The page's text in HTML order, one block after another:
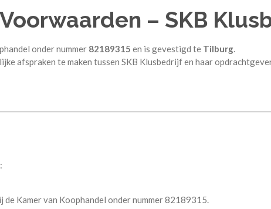
– SKB
onder nummer 82189315 en is gevestigd te Tilburg
afspraken te maken tussen SKB Klusbedrijf en haar
Kamer van Koophandel onder nummer 82189315.